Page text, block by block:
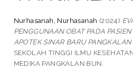
Nurhasanah, Nurhasanah (2024)
PENGGUNAAN OBAT PADA
APOTEK SINAR BARU
SEKOLAH TINGGI ILMU
MEDIKA PANGKALAN BUN.